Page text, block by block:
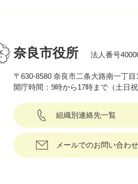
奈良市役所 法人番号
〒630-8580 奈良市二条大路南一丁目
開庁時間：9時から17時まで（土日
組織別連絡先一覧
メールでのお問い合わせ